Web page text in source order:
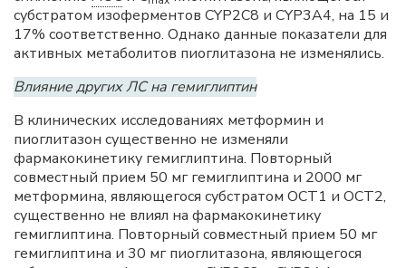
субстратом изоферментов CYP2C8 и CYP3A4, на 15 и
17% соответственно. Однако данные показатели для
активных метаболитов пиоглитазона не изменялись.
Влияние других ЛС на гемиглиптин
В клинических исследованиях метформин и
пиоглитазон существенно не изменяли
фармакокинетику гемиглиптина. Повторный
совместный прием 50 мг гемиглиптина и 2000 мг
метформина, являющегося субстратом ОСТ1 и ОСТ2,
существенно не влиял на фармакокинетику
гемиглиптина. Повторный совместный прием 50 мг
гемиглиптина и 30 мг пиоглитазона, являющегося